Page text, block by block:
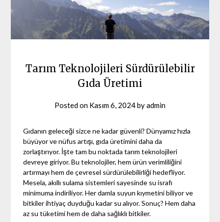
Tarım Teknolojileri Sürdürülebilir
Gıda Üretimi
Posted on Kasım 6, 2024byadmin
Gıdanın geleceği sizce ne kadar güvenli? Dünyamız hızla
büyüyor ve nüfus artışı, gıda üretimini daha da
zorlaştırıyor. İşte tam bu noktada tarım teknolojileri
devreye giriyor. Bu teknolojiler, hem ürün verimliliğini
artırmayı hem de çevresel sürdürülebilirliği hedefliyor.
Mesela, akıllı sulama sistemleri sayesinde su israfı
minimuma indiriliyor. Her damla suyun kıymetini biliyor ve
bitkiler ihtiyaç duyduğu kadar su alıyor. Sonuç? Hem daha
az su tüketimi hem de daha sağlıklı bitkiler.